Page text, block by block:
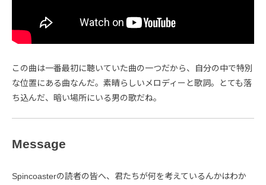
この曲は一番最初に聴いていた曲の一つだから、自分の中で特別
な位置にある曲なんだ。素晴らしいメロディーと歌詞。とても落
ち込んだ、暗い場所にいる男の歌だね。
Message
Spincoasterの読者の皆へ、君たちが何を考えているんかはわか